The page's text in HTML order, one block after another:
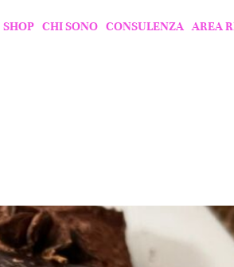
SHOP CHI SONO CONSULENZA AREA